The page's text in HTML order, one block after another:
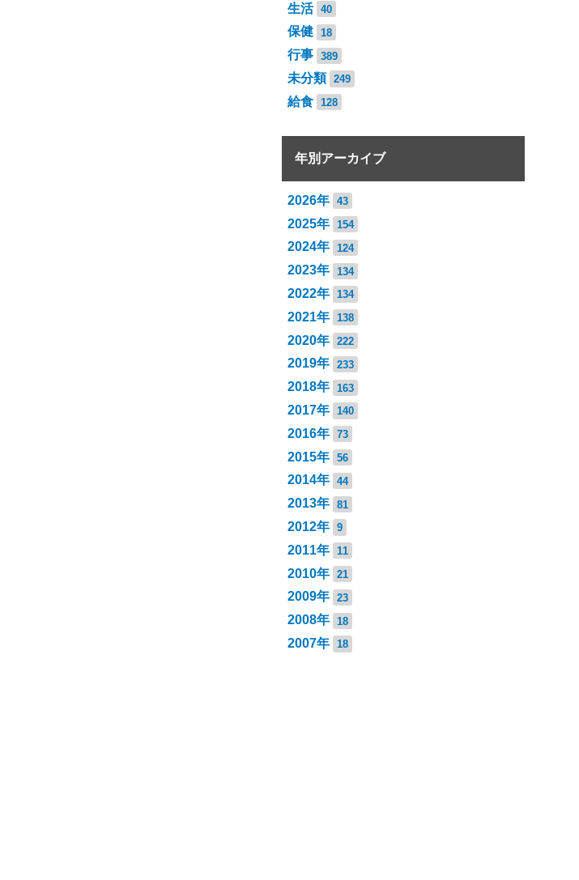
生活 40
保健 18
行事 389
未分類 249
給食 128
年別アーカイブ
2026年 43
2025年 154
2024年 124
2023年 134
2022年 134
2021年 138
2020年 222
2019年 233
2018年 163
2017年 140
2016年 73
2015年 56
2014年 44
2013年 81
2012年 9
2011年 11
2010年 21
2009年 23
2008年 18
2007年 18